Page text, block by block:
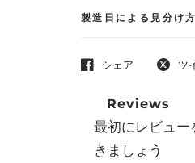
製造日による見分け
シェア ツ
Reviews
最初にレビュー
きましょう